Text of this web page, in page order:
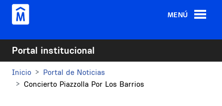
Pasar al contenido principal
MENÚ
Portal institucional
Inicio
Portal de Noticias
Concierto Piazzolla Por Los Barrios